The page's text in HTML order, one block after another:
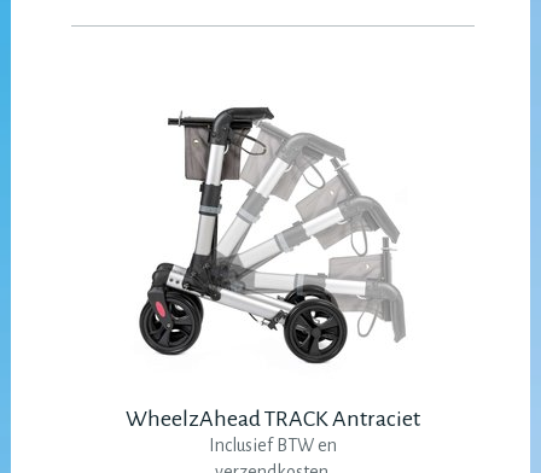
WheelzAhead TRACK Antraciet
Inclusief BTW en